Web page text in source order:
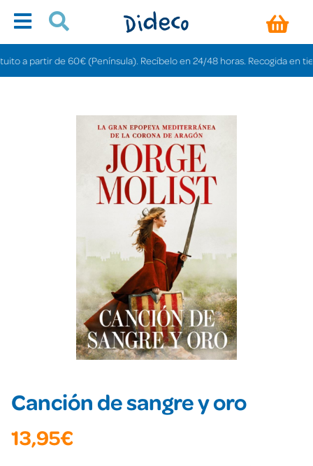
partir de 60€ (Península). Recíbelo en 24/48 horas. Recogida en
Canción de sangre y oro
13,95€